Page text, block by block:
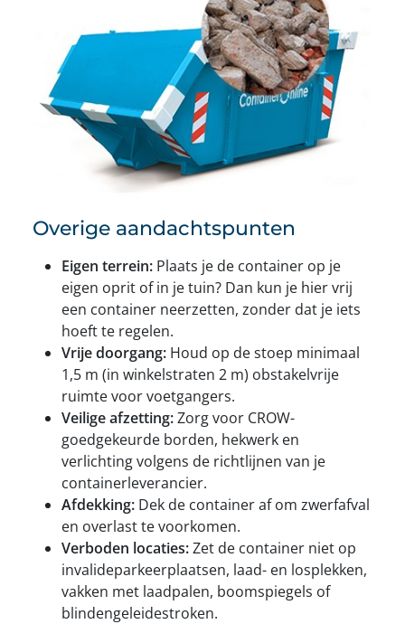
Overige aandachtspunten
Eigen terrein: Plaats je de container op je
eigen oprit of in je tuin? Dan kun je hier vrij
een container neerzetten, zonder dat je iets
hoeft te regelen.
Vrije doorgang: Houd op de stoep minimaal
1,5 m (in winkelstraten 2 m) obstakelvrije
ruimte voor voetgangers.
Veilige afzetting:Zorg voor CROW-
goedgekeurde borden, hekwerk en
verlichting volgens de richtlijnen van je
containerleverancier.
Afdekking: Dek de container af om zwerfafval
en overlast te voorkomen.
Verboden locaties:Zet de container niet op
invalideparkeerplaatsen, laad- en losplekken,
vakken met laadpalen, boomspiegels of
blindengeleidestroken.